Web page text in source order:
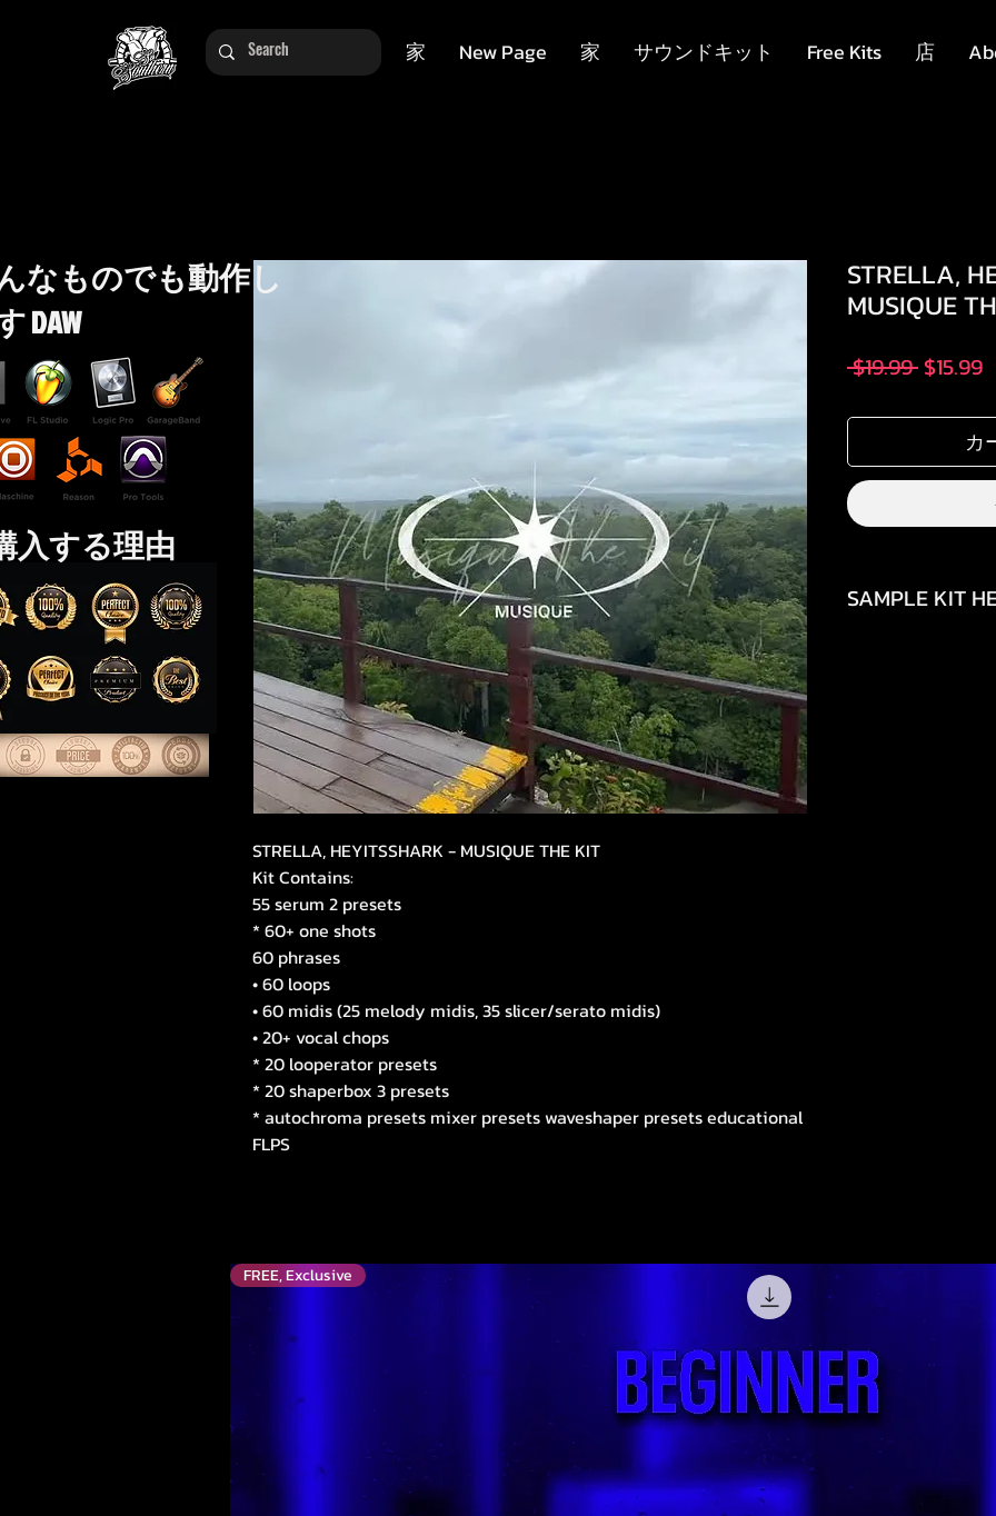
家 New Page 家 サウンドキット Free Kits 店
STRELLA, HEYITSSHARK - MUSIQUE THE KIT
Kit Contains:
55 serum 2 presets
* 60+ one shots
60 phrases
• 60 loops
• 60 midis (25 melody midis, 35 slicer/serato midis)
• 20+ vocal chops
* 20 looperator presets
* 20 shaperbox 3 presets
* autochroma presets mixer presets waveshaper presets educational
FLPS
STRELLA,
MUSIQUE
$19.99 通
価
$15.99セ
カ
SAMPLE KIT
なものでも動作し
DAW
入する理由
FREE, Exclusive